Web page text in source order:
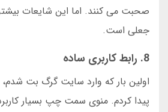
صحبت می کنند. اما این شایعات
جعلی است.
8. رابط کاربری ساده
اولین بار که وارد سایت گرگ بت
پیدا کردم. منوی سمت چپ بسیار